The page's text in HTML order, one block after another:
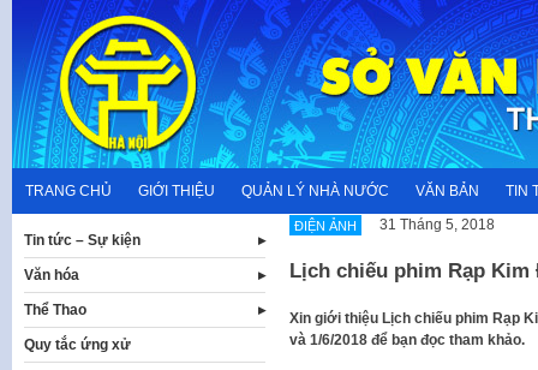
content
TRANG CHỦ GIỚI THIỆU QUẢN LÝ NHÀ NƯỚC VĂN BẢN TIN
ĐIỆN ẢNH 31 Tháng 5, 2018
Lịch chiếu phim Rạp Kim
Xin giới thiệu Lịch chiếu phim Rạp
và 1/6/2018 để bạn đọc tham khảo.
Tin tức – Sự kiện
Văn hóa
Thể Thao
Quy tắc ứng xử